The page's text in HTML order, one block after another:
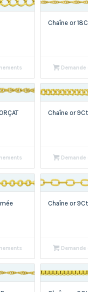
Chaîne or
Demande
Chaîne or 9Ct
Demande
Chaîne or 9Ct
Demande